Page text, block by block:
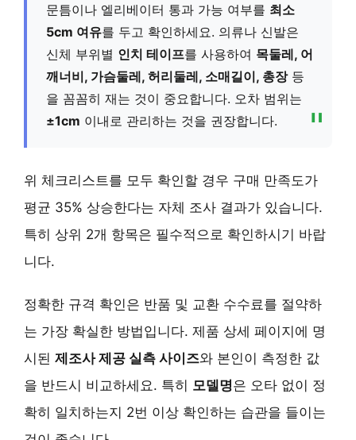
문틈이나 엘리베이터 통과 가능 여부를 최소
5cm 여유를 두고 확인하세요. 의류나 신발은
신체 부위별 인치 테이프를 사용하여 목둘레, 어
깨너비, 가슴둘레, 허리둘레, 소매길이, 총장등
을 꼼꼼히 재는 것이 중요합니다. 오차 범위는
±1cm 이내로 관리하는 것을 권장합니다.
위 체크리스트를 모두 확인할 경우 구매 만족도가
평균 35% 상승한다는 자체 조사 결과가 있습니다.
특히 상위 2개 항목은 필수적으로 확인하시기 바랍
니다.
정확한 규격 확인은 반품 및 교환 수수료를 절약하
는 가장 확실한 방법입니다. 제품 상세 페이지에 명
시된 제조사 제공 실측 사이즈와 본인이 측정한 값
을 반드시 비교하세요. 특히 모델명은 오타 없이 정
확히 일치하는지 2번 이상 확인하는 습관을 들이는